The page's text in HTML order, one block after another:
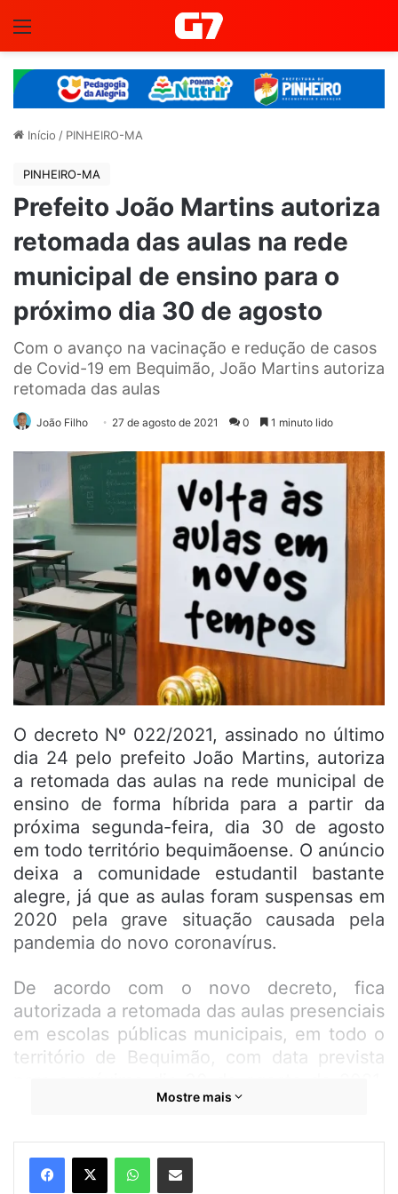
Início / PINHEIRO-MA
PINHEIRO-MA
Prefeito João Martins autoriza
retomada das aulas na rede
municipal de ensino para o
próximo dia 30 de agosto
Com o avanço na vacinação e redução de casos
de Covid-19 em Bequimão, João Martins autoriza
retomada das aulas
João Filho 27 de agosto de 2021 0 1 minuto lido
O decreto Nº 022/2021, assinado no último
dia 24 pelo prefeito João Martins, autoriza
a retomada das aulas na rede municipal de
ensino de forma híbrida para a partir da
próxima segunda-feira, dia 30 de agosto
em todo território bequimãoense. O anúncio
deixa a comunidade estudantil bastante
alegre, já que as aulas foram suspensas em
2020 pela grave situação causada pela
pandemia do novo coronavírus.
De acordo com o novo decreto, fica
autorizada a retomada das aulas presenciais
em escolas públicas municipais, em todo o
território de Bequimão, com data prevista
em sistema híbrido definido pela Secretaria
e Lazer, respeitando a capacidade máxima
de 50% da lotação do estabelecimento,
Mostre mais